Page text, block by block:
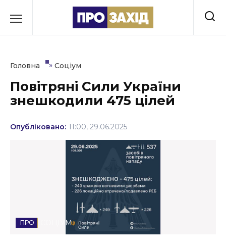
до
Культура
Освіта
Стиль життя
Головна » Соціум
Повітряні Сили України
знешкодили 475 цілей
Опубліковано: 11:00, 29.06.2025
СОЦІУМ